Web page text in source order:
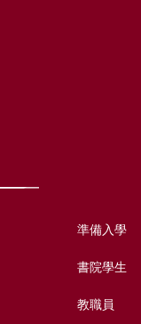
準備入學
書院學生
教職員